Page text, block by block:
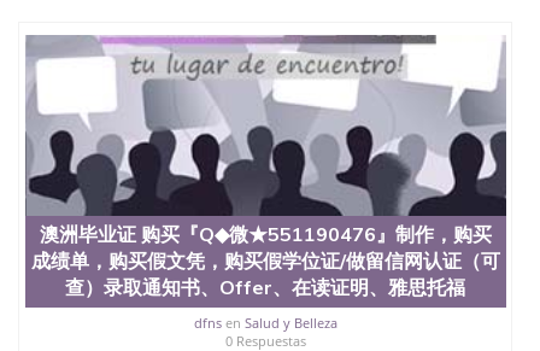
澳洲毕业证 购买『Q◆微★551190476』制作，购买
成绩单，购买假文凭，购买假学位证/做留信网认证（可
查）录取通知书、Offer、在读证明、雅思托福
dfnsen Salud y Belleza
0 Respuestas